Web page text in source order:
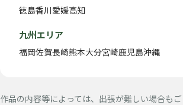
徳島香川愛媛高知
九州エリア
福岡佐賀長崎熊本大分宮崎鹿児島沖縄
作品の内容等によっては、出張が難しい場合も